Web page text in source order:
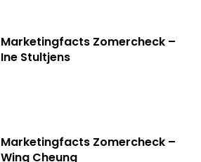
Marketingfacts Zomercheck –
Ine Stultjens
Marketingfacts Zomercheck –
Wing Cheung